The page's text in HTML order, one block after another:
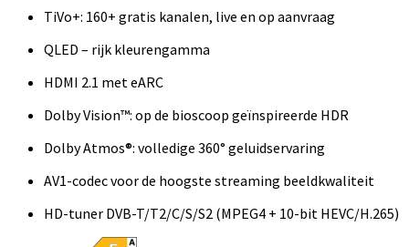
TiVo+: 160+ gratis kanalen, live en op aanvraag
QLED – rijk kleurengamma
HDMI 2.1 met eARC
Dolby Vision™: op de bioscoop geïnspireerde HDR
Dolby Atmos®: volledige 360° geluidservaring
AV1-codec voor de hoogste streaming beeldkwaliteit
HD-tuner DVB-T/T2/C/S/S2 (MPEG4 + 10-bit HEVC/H.265)